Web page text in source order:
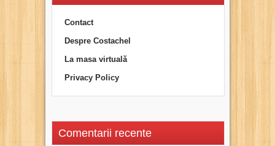
Contact
Despre Costachel
La masa virtuală
Privacy Policy
Comentarii recente